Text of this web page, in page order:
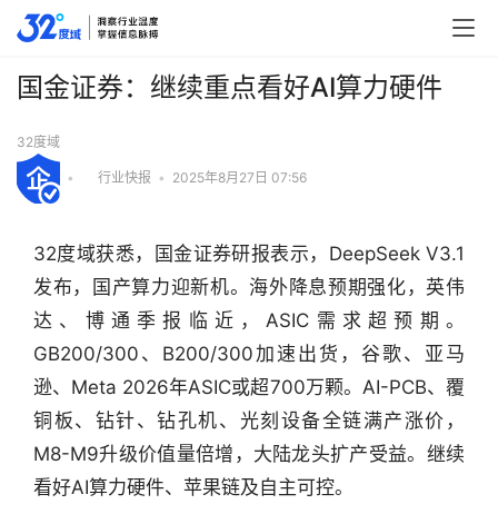
行
业
国金证券：继续重点看好AI算力硬件
32度域
• 行业快报 • 2025年8月27日 07:56
32度域获悉，国金证券研报表示，DeepSeek V3.1
发布，国产算力迎新机。海外降息预期强化，英伟
达、博通季报临近，ASIC需求超预期。
GB200/300、B200/300加速出货，谷歌、亚马
逊、Meta 2026年ASIC或超700万颗。AI-PCB、覆
铜板、钻针、钻孔机、光刻设备全链满产涨价，
M8-M9升级价值量倍增，大陆龙头扩产受益。继续
看好AI算力硬件、苹果链及自主可控。